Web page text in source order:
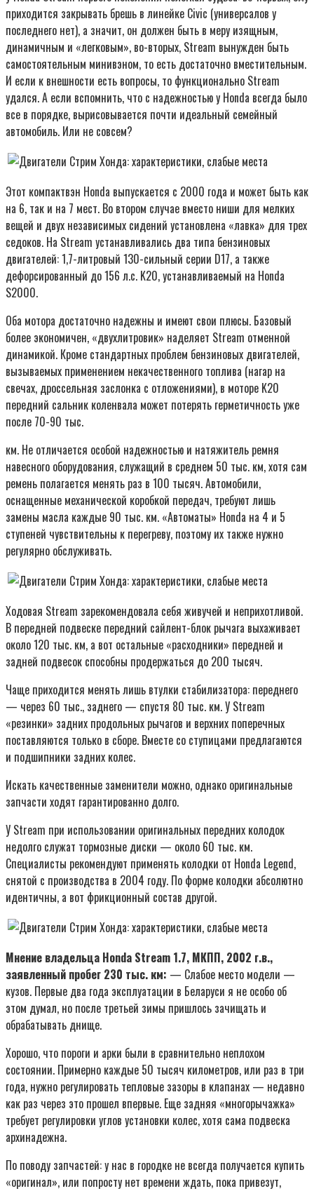
приходится закрывать брешь в линейке Civic (универсалов у
последнего нет), а значит, он должен быть в меру изящным,
динамичным и «легковым», во-вторых, Stream вынужден быть
самостоятельным минивэном, то есть достаточно вместительным.
И если к внешности есть вопросы, то функционально Stream
удался. А если вспомнить, что с надежностью у Honda всегда было
все в порядке, вырисовывается почти идеальный семейный
автомобиль. Или не совсем?
Этот компактвэн Honda выпускается с 2000 года и может быть как
на 6, так и на 7 мест. Во втором случае вместо ниши для мелких
вещей и двух независимых сидений установлена «лавка» для трех
седоков. На Stream устанавливались два типа бензиновых
двигателей: 1,7-литровый 130-сильный серии D17, а также
дефорсированный до 156 л.с. K20, устанавливаемый на Honda
S2000.
Оба мотора достаточно надежны и имеют свои плюсы. Базовый
более экономичен, «двухлитровик» наделяет Stream отменной
динамикой. Кроме стандартных проблем бензиновых двигателей,
вызываемых применением некачественного топлива (нагар на
свечах, дроссельная заслонка с отложениями), в моторе K20
передний сальник коленвала может потерять герметичность уже
после 70-90 тыс.
км. Не отличается особой надежностью и натяжитель ремня
навесного оборудования, служащий в среднем 50 тыс. км, хотя сам
ремень полагается менять раз в 100 тысяч. Автомобили,
оснащенные механической коробкой передач, требуют лишь
замены масла каждые 90 тыс. км. «Автоматы» Honda на 4 и 5
ступеней чувствительны к перегреву, поэтому их также нужно
регулярно обслуживать.
Ходовая Stream зарекомендовала себя живучей и неприхотливой.
В передней подвеске передний сайлент-блок рычага выхаживает
около 120 тыс. км, а вот остальные «расходники» передней и
задней подвесок способны продержаться до 200 тысяч.
Чаще приходится менять лишь втулки стабилизатора: переднего
— через 60 тыс., заднего — спустя 80 тыс. км. У Stream
«резинки» задних продольных рычагов и верхних поперечных
поставляются только в сборе. Вместе со ступицами предлагаются
и подшипники задних колес.
Искать качественные заменители можно, однако оригинальные
запчасти ходят гарантированно долго.
У Stream при использовании оригинальных передних колодок
недолго служат тормозные диски — около 60 тыс. км.
Специалисты рекомендуют применять колодки от Honda Legend,
снятой с производства в 2004 году. По форме колодки абсолютно
идентичны, а вот фрикционный состав другой.
Мнение владельца Honda Stream 1.7, МКПП, 2002 г.в.,
заявленный пробег 230 тыс. км: — Слабое место модели —
кузов. Первые два года эксплуатации в Беларуси я не особо об
этом думал, но после третьей зимы пришлось зачищать и
обрабатывать днище.
Хорошо, что пороги и арки были в сравнительно неплохом
состоянии. Примерно каждые 50 тысяч километров, или раз в три
года, нужно регулировать тепловые зазоры в клапанах — недавно
как раз через это прошел впервые. Еще задняя «многорычажка»
требует регулировки углов установки колес, хотя сама подвеска
архинадежна.
По поводу запчастей: у нас в городке не всегда получается купить
«оригинал», или попросту нет времени ждать, пока привезут,